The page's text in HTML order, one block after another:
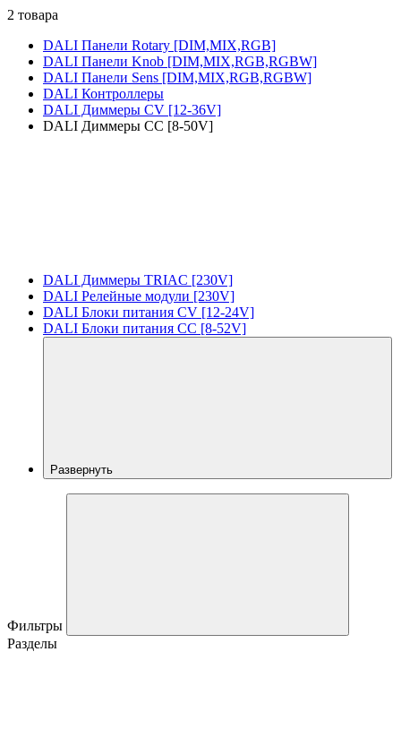
2 товара
DALI Панели Rotary [DIM,MIX,RGB]
DALI Панели Knob [DIM,MIX,RGB,RGBW]
DALI Панели Sens [DIM,MIX,RGB,RGBW]
DALI Контроллеры
DALI Диммеры CV [12-36V]
DALI Диммеры CC [8-50V]
DALI Диммеры TRIAC [230V]
DALI Релейные модули [230V]
DALI Блоки питания CV [12-24V]
DALI Блоки питания CC [8-52V]
Развернуть
Фильтры
Разделы